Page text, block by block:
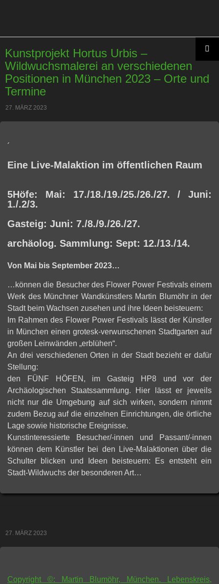
ZUM
INHALT
SPRINGEN
Kunstprojekt Hortus Urbis –
Wildwuchsmalerei an verschiedenen
Positionen in München 2023 – Orte und
Termine
27. MÄRZ 2023
´
Eine Live-Malaktion im öffentlichen Raum
5Höfe: Mai: 17./18./19./25./26./27. / Juni:
1./.2/3.
Gasteig: Juni: 7./8./9./26./27.
archäolog. Sammlung: Sept: 12./13./14.
Von Mai bis September 2023…
…können die Besucher des Flower Power Festivals einem
Werk des Münchner Wandkünstlers Martin Blumöhr in der
Stadt beim Wachsen zusehen und ihre Ideen beisteuern:
Im Rahmen des Flower Power Festivals lässt der Künstler
in München einen grotesk-verwunschenen Stadtgarten auf
großen Leinwänden „erblühen“.
An drei verschiedenen Orten in der Stadt bezieht er dafür
Stellung:
den FÜNF HÖFEN, im Gasteig HP8 und vor der
Archäologischen Staatssammlung. Hier lässt er jeweils
nicht nur die Umgebung auf sich wirken, sondern nimmt
zudem Bezug auf die einzelnen Einrichtungen, die örtliche
Lage sowie historische Ereignisse.
Kunstinteressierte Besucher/-innen und Passant/-innen
können dem Künstler bei den Live-Malaktionen über die
Schulter blicken und Ideen beisteuern: Es entsteht ein
Stadt-Wildwuchs der besonderen Art…
27. MÄRZ 2023
Copyright ©: Martin Blumöhr, München. Lebenskreis,